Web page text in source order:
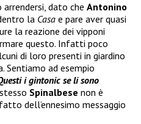
dato che Antonino
la Casa e pare aver quasi
la reazione dei vipponi
questo. Infatti poco
di loro presenti in giardino
Sentiamo ad esempio
i gintonic se li sono
Spinalbese non è
dell’ennesimo messaggio